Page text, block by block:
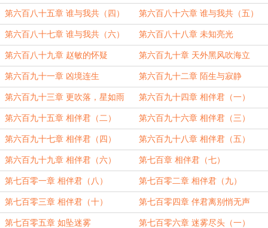
第六百八十五章 谁与我共（四） 第六百八十六章 谁与我共（五）
第六百八十七章 谁与我共（六） 第六百八十八章 未知亮光
第六百八十九章 赵敏的怀疑 第六百九十章 天外黑风吹海立
第六百九十一章 凶境连生 第六百九十二章 陌生与寂静
第六百九十三章 更吹落，星如雨 第六百九十四章 相伴君（一）
第六百九十五章 相伴君（二） 第六百九十六章 相伴君（三）
第六百九十七章 相伴君（四） 第六百九十八章 相伴君（五）
第六百九十九章 相伴君（六） 第七百章 相伴君（七）
第七百零一章 相伴君（八） 第七百零二章 相伴君（九）
第七百零三章 相伴君（十） 第七百零四章 伴君离别悄无声
第七百零五章 如坠迷雾 第七百零六章 迷雾尽头（一）